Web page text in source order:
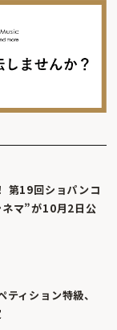
第19回ショパンコ
マ”が10月2日公
ィション特級、